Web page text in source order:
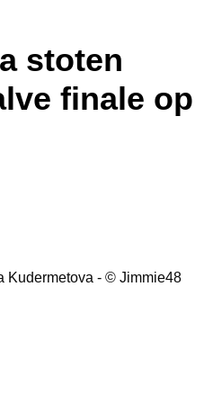
stoten
finale op
Kudermetova - © Jimmie48